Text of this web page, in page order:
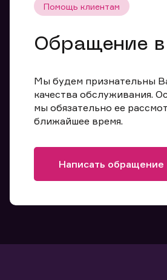
Помощь клиентам
Обращение
Мы будем признательны
качества обслуживания.
мы обязательно ее
ближайшее время.
Написать обращение